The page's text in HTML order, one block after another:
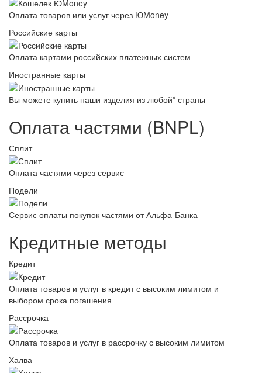
Оплата товаров или услуг через ЮMoney
Российские карты
Оплата картами российских платежных систем
Иностранные карты
Вы можете купить наши изделия из любой* страны
Оплата частями (BNPL)
Сплит
Оплата частями через сервис
Подели
Сервис оплаты покупок частями от Альфа-Банка
Кредитные методы
Кредит
Оплата товаров и услуг в кредит с высоким лимитом и
выбором срока погашения
Рассрочка
Оплата товаров и услуг в рассрочку с высоким лимитом
Халва